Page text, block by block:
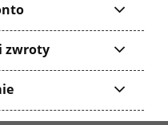
zwroty